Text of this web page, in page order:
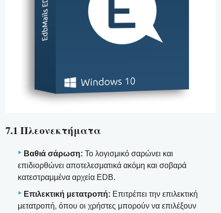
7.1 Πλεονεκτήματα
Βαθιά σάρωση: Το λογισμικό σαρώνει και
επιδιορθώνει αποτελεσματικά ακόμη και σοβαρά
κατεστραμμένα αρχεία EDB.
Επιλεκτική μετατροπή: Επιτρέπει την επιλεκτική
μετατροπή, όπου οι χρήστες μπορούν να επιλέξουν